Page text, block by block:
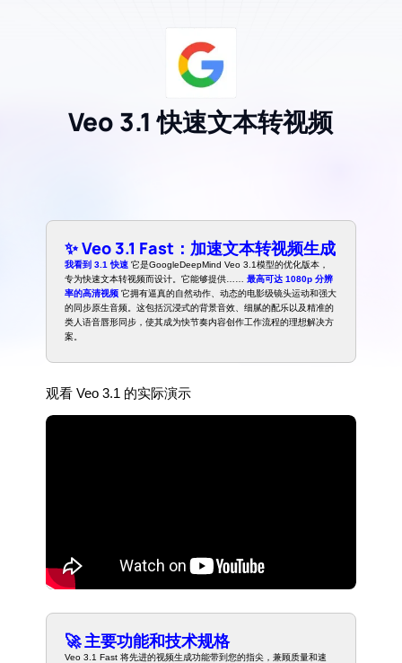
Veo 3.1 快速文本转视频
✨ Veo 3.1 Fast：加速文本转视频生成
我看到 3.1 快速 它是GoogleDeepMind Veo 3.1模型的优化版本，
专为快速文本转视频而设计。它能够提供……最高可达 1080p 分辨
率的高清视频 它拥有逼真的自然动作、动态的电影级镜头运动和强大
的同步原生音频。这包括沉浸式的背景音效、细腻的配乐以及精准的
类人语音唇形同步，使其成为快节奏内容创作工作流程的理想解决方
案。
观看 Veo 3.1 的实际演示
🚀 主要功能和技术规格
Veo 3.1 Fast 将先进的视频生成功能带到您的指尖，兼顾质量和速